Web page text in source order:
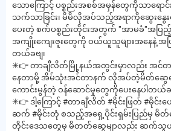
သောကြောင့် ပစ္စည်းအစစ်အမှန်တွေကိုသာရောင်းခ
သက်သာခြင်း၊ မိမိလိုအပ်သည့်အရာကိုဆွေးနွေးတိုင်
ပေးတဲ့ စက်ပစ္စည်းတိုင်းအတွက် "အာမခံ"အပြည့်
အကျိုးကျေးဇူးတွေကို ဝယ်ယူသူများအနေနဲ့ အပ
တယ်ခဗျ၊
✳👉 တာချီလိတ်မြို့နယ်အတွင်းမှာလည်း အင်တ
နေတာမို့ အိမ်သုံးအင်တာနက် လိုအပ်တဲ့မိတ်ဆွ
ကောင်းမွန်တဲ့ ဝန်ဆောင်မှုတွေကိုပေးနေပါတယ်ခ
✳👉 ဒါ့ကြောင့် #တာချီလိတ် #မိုင်းဖြတ် #မိုင်းယ
ဆက် #မိုင်းတုံ စသည့်အရှေ့ပိုင်းရှမ်းပြည်မှ မိတ်ဆွ
တိုင်းဒေသတွေမှ မိတတ်ဆွေမျာလည်း ဆက်သွယ်ဆွ